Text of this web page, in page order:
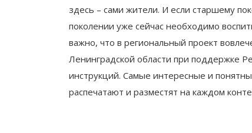
здесь – сами жители. И если старшему
поколении уже сейчас необходимо
важно, что в региональный проект
Ленинградской области при поддержке
инструкций. Самые интересные и
распечатают и разместят на каждом